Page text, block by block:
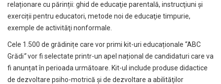
relaționare cu părinții: ghid de educaţie parentală, instrucţiuni și
exerciții pentru educatori, metode noi de educaţie timpurie,
exemple de activităţi nonformale.
Cele 1.500 de grădinițe care vor primi kit-uri educaționale “ABC
Grădi”vor fi selectate printr-un apel național de candidaturi care va
fi anunțat în perioada următoare. Kit-ul include produse didactice
de dezvoltare psiho-motrică şi de dezvoltare a abilităţilor